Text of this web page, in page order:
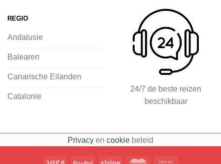
vliegvakantie zoeken en boeken bij
2Spanje.nl, met een team dat altijd
klaarstaat om eventuele vragen te
beantwoorden en ervoor te zorgen dat
jij met een gerust hart op vakantie kunt
accommodaties: resorts, hotels en
Voorpret met inspirerende
REGIO
Andalusie
Balearen
Canarische Eilanden
Catalonie
24/7 de beste reizen
beschikbaar
Privacy en cookie beleid